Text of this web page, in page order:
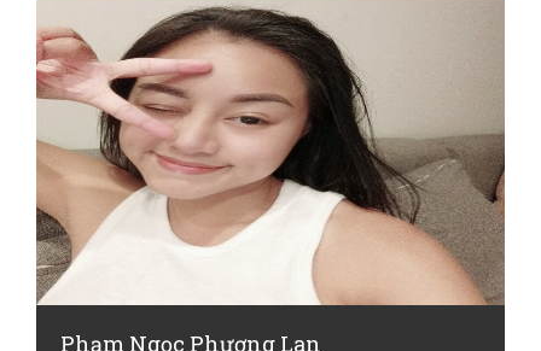
Phạm Ngọc Phương Lan